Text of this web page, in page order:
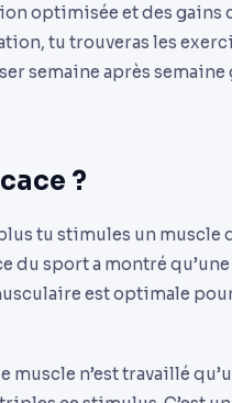
optimisée et des
tu trouveras les
semaine après semaine
?
tu stimules un muscle
du sport a montré
est optimale
n’est travaillé